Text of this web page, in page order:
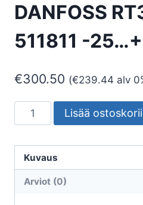
DANFOSS
511811 -
€300.50 (€239.44 alv
TERMOSTAATTI
DANFOSS
17-
511811
-25...+15
Lisää
Kuvaus
Arviot (0)